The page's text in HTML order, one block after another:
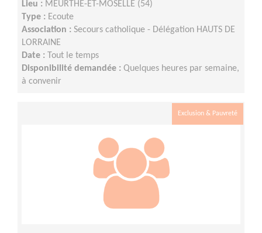
Lieu : MEURTHE-ET-MOSELLE (54)
Type : Ecoute
Association : Secours catholique - Délégation HAUTS DE
LORRAINE
Date :
Tout le temps
Disponibilité demandée : Quelques heures par semaine,
à convenir
Exclusion & Pauvreté